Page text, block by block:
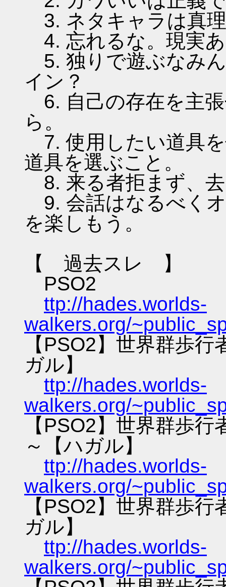
3. ネタキャラは真
4. 忘れるな。現実
5. 独りで遊ぶなみ
イン？
6. 自己の存在を主
ら。
7. 使用したい道具
道具を選ぶこと。
8. 来る者拒まず、
9. 会話はなるべく
を楽しもう。
【 過去スレ 】
PSO2
ttp://hades.worlds-
walkers.org/
【PSO2】世界群歩
ガル】
ttp://hades.worlds-
walkers.org/
【PSO2】世界群歩
～【ハガル】
ttp://hades.worlds-
walkers.org/
【PSO2】世界群歩
ガル】
ttp://hades.worlds-
walkers.org/